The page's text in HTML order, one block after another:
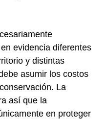
evidencia diferentes
y distintas
asumir los costos
La
así que la
en proteger